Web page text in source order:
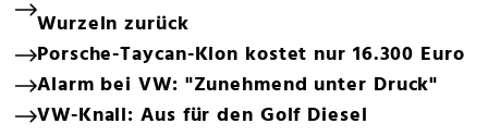
Wurzeln zurück
Porsche-Taycan-Klon kostet nur 16.300 Euro
Alarm bei VW: "Zunehmend unter Druck"
VW-Knall: Aus für den Golf Diesel